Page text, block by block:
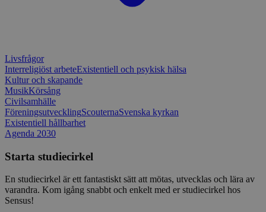
Livsfrågor
Interreligiöst arbeteExistentiell och psykisk hälsa
Kultur och skapande
MusikKörsång
Civilsamhälle
FöreningsutvecklingScouternaSvenska kyrkan
Existentiell hållbarhet
Agenda 2030
Starta studiecirkel
En studiecirkel är ett fantastiskt sätt att mötas, utvecklas och lära av
varandra. Kom igång snabbt och enkelt med er studiecirkel hos
Sensus!